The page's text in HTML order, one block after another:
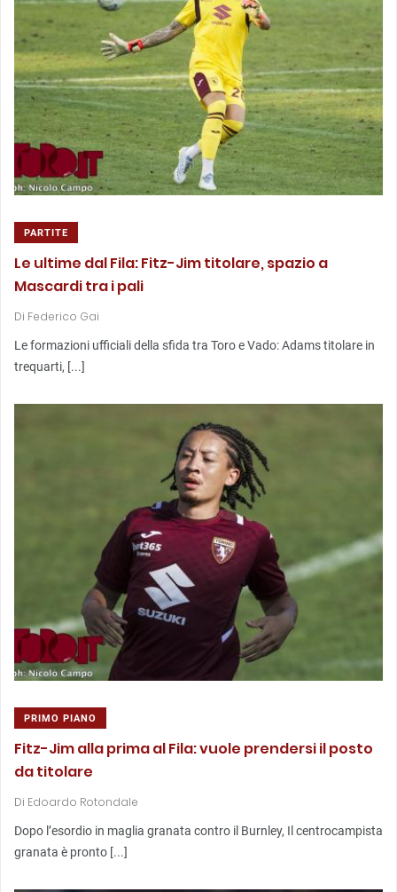
PARTITE
Le ultime dal Fila: Fitz-Jim titolare, spazio a
Mascardi tra i pali
Di Federico Gai
Le formazioni ufficiali della sfida tra Toro e Vado: Adams titolare in
trequarti, [...]
PRIMO PIANO
Fitz-Jim alla prima al Fila: vuole prendersi il posto
da titolare
Di Edoardo Rotondale
Dopo l’esordio in maglia granata contro il Burnley, Il centrocampista
granata è pronto [...]